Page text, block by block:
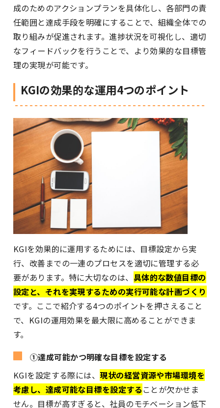
成のためのアクションプランを具体化し、各部門の責
任範囲と達成手段を明確にすることで、組織全体での
取り組みが促進されます。進捗状況を可視化し、適切
なフィードバックを行うことで、より効果的な目標管
理の実現が可能です。
KGIの効果的な運用4つのポイント
KGIを効果的に運用するためには、目標設定から実
行、改善までの一連のプロセスを適切に管理する必
要があります。特に大切なのは、 具体的な数値目標の
設定と、それを実現するための実行可能な計画づくり
です。ここで紹介する4つのポイントを押さえること
で、KGIの運用効果を最大限に高めることができま
す。
①達成可能かつ明確な目標を設定する
KGIを設定する際には、現状の経営資源や市場環境を
考慮し、達成可能な目標を設定する ことが欠かせま
せん。目標が高すぎると、社員のモチベーション低下